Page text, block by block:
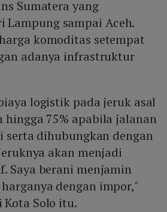
Sumatera yang
Lampung sampai Aceh.
komoditas setempat
adanya infrastruktur
logistik pada jeruk asal
hingga 75% apabila jalanan
serta dihubungkan dengan
akan menjadi
Saya berani menjamin
dengan impor,"
Solo itu.